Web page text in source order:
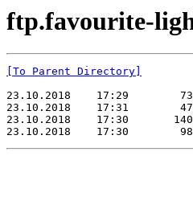
ftp.favourite-
[To Parent Directory]
23.10.2018    17:29
23.10.2018    17:31
23.10.2018    17:30
23.10.2018    17:30